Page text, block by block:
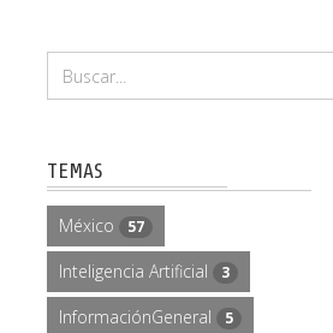
TEMAS
México 57
Inteligencia Artificial 3
InformaciónGeneral 5